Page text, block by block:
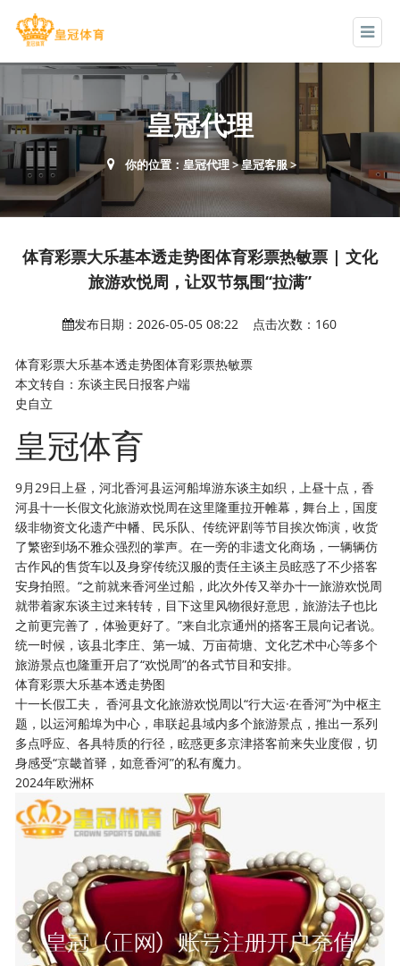
皇冠代理
你的位置：皇冠代理>皇冠客服>
体育彩票大乐基本透走势图体育彩票热敏票 | 文化
旅游欢悦周，让双节氛围“拉满”
发布日期：2026-05-05 08:22 点击次数：160
体育彩票大乐基本透走势图体育彩票热敏票
本文转自：东谈主民日报客户端
史自立
皇冠体育
9月29日上昼，河北香河县运河船埠游东谈主如织，上昼十点，香
河县十一长假文化旅游欢悦周在这里隆重拉开帷幕，舞台上，国度
级非物资文化遗产中幡、民乐队、传统评剧等节目挨次饰演，收货
了繁密到场不雅众强烈的掌声。在一旁的非遗文化商场，一辆辆仿
古作风的售货车以及身穿传统汉服的责任主谈主员眩惑了不少搭客
安身拍照。“之前就来香河坐过船，此次外传又举办十一旅游欢悦周
就带着家东谈主过来转转，目下这里风物很好意思，旅游法子也比
之前更完善了，体验更好了。”来自北京通州的搭客王晨向记者说。
统一时候，该县北李庄、第一城、万亩荷塘、文化艺术中心等多个
旅游景点也隆重开启了“欢悦周”的各式节目和安排。
体育彩票大乐基本透走势图
十一长假工夫， 香河县文化旅游欢悦周以“行大运·在香河”为中枢主
题，以运河船埠为中心，串联起县域内多个旅游景点，推出一系列
多点呼应、各具特质的行径，眩惑更多京津搭客前来失业度假，切
身感受“京畿首驿，如意香河”的私有魔力。
2024年欧洲杯